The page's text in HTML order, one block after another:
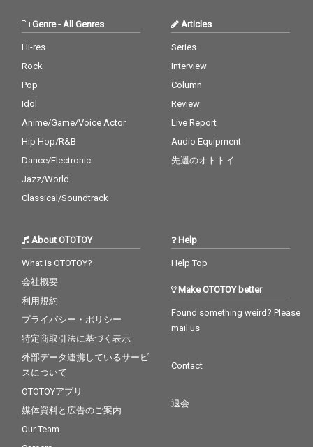
Genre- All Genres
Hi-res
Rock
Pop
Idol
Anime/Game/Voice Actor
Hip Hop/R&B
Dance/Electronic
Jazz/World
Classical/Soundtrack
Articles
Series
Interview
Column
Review
Live Report
Audio Equipment
先週のオトトイ
About OTOTOY
What is OTOTOY?
会社概要
利用規約
プライバシー・ポリシー
特定商取引法に基づく表示
外部データ連携しているサービ
スについて
OTOTOYアプリ
媒体資料と広告のご案内
Our Team
Help
Help Top
Make OTOTOY better
Found something weird? Please
mail us
Contact
退会